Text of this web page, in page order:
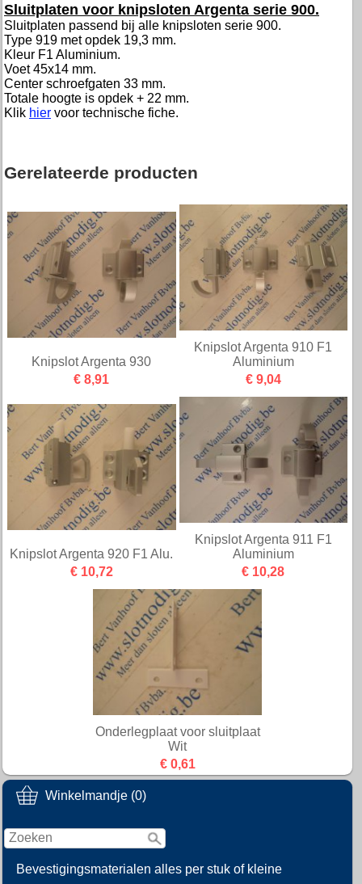
Winkelmandje (0)
Bevestigingsmaterialen alles per stuk of kleine
Sluitplaten voor knipsloten Argenta serie 900.
Sluitplaten passend bij alle knipsloten serie 900.
Type 919 met opdek 19,3 mm.
Kleur F1 Aluminium.
Voet 45x14 mm.
Center schroefgaten 33 mm.
Totale hoogte is opdek + 22 mm.
Klik hier voor technische fiche.
Gerelateerde producten
Knipslot Argenta 930
€ 8,91
Knipslot Argenta 910 F1
Aluminium
€ 9,04
Knipslot Argenta 920 F1 Alu.
€ 10,72
Knipslot Argenta 911 F1
Aluminium
€ 10,28
Onderlegplaat voor sluitplaat
Wit
€ 0,61